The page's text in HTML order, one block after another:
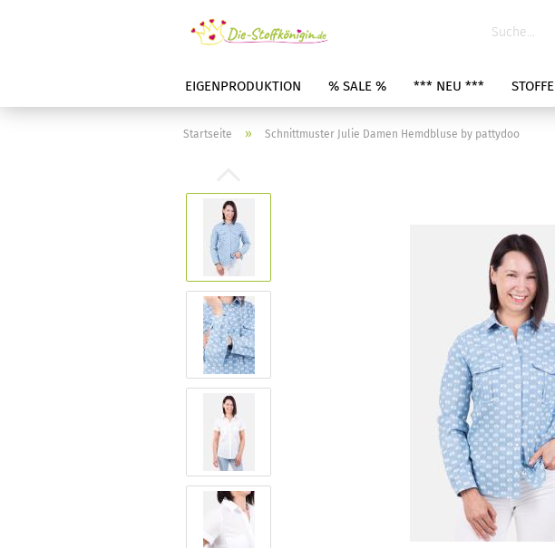
EIGENPRODUKTION % SALE % *** NEU *** STOFFE
Startseite » Schnittmuster Julie Damen Hemdbluse by pattydoo